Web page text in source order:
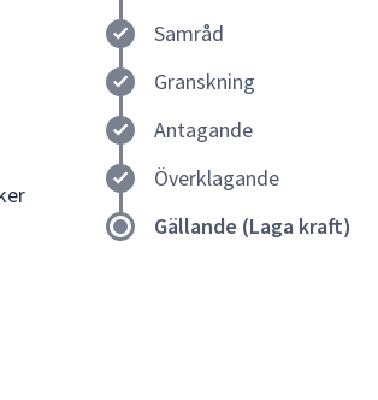
Samråd
Granskning
Antagande
Överklagande
Gällande (Laga kraft)